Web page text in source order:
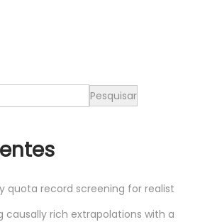
Pesquisar
quota record screening for realist
causally rich extrapolations with a